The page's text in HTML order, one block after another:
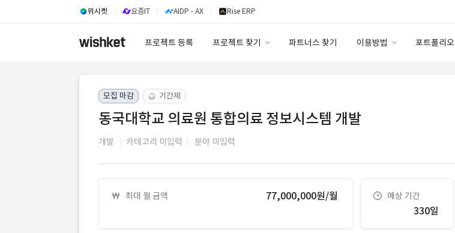
위시켓 요즘IT AIDP - AX Rise ERP
프로젝트 등록 프로젝트 찾기 파트너스 찾기 이용방법 포트폴리오
이용요금
고객센터
모집 마감 기간제
동국대학교 의료원 통합의료 정보시스템 개발
개발 카테고리 미입력 분야 미입력
최대 월 금액 77,000,000원/월 예상 기간
330일